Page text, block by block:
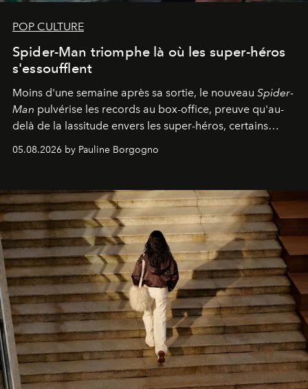
POP CULTURE
Spider-Man triomphe là où les super-héros
s'essoufflent
Moins d'une semaine après sa sortie, le nouveau Spider-
Man pulvérise les records au box-office, preuve qu'au-
delà de la lassitude envers les super-héros, certains
05.08.2026 by Pauline Borgogno